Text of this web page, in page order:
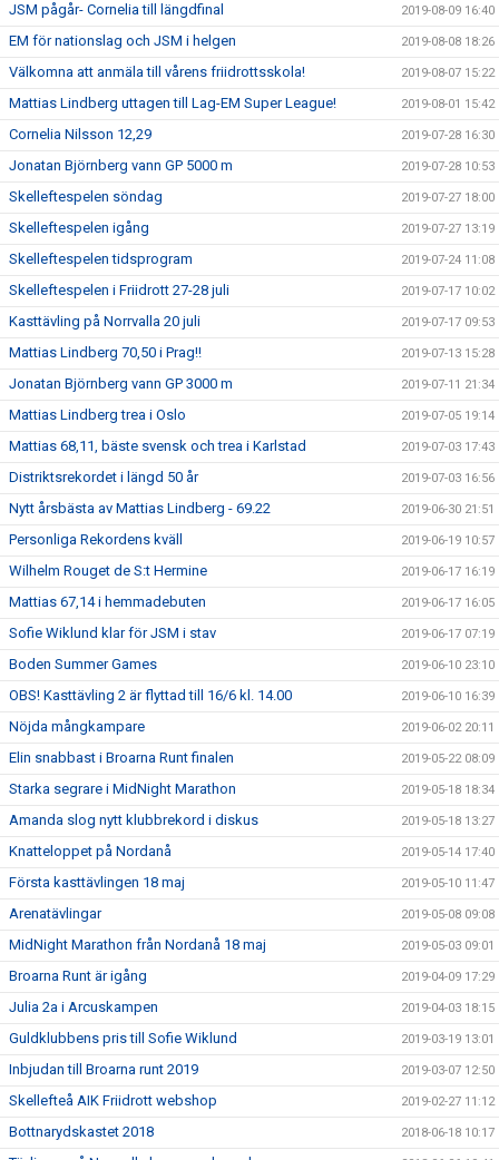
JSM pågår- Cornelia till längdfinal 2019-08-09 16:40
EM för nationslag och JSM i helgen 2019-08-08 18:26
Välkomna att anmäla till vårens friidrottsskola! 2019-08-07 15:22
Mattias Lindberg uttagen till Lag-EM Super League! 2019-08-01 15:42
Cornelia Nilsson 12,29 2019-07-28 16:30
Jonatan Björnberg vann GP 5000 m 2019-07-28 10:53
Skelleftespelen söndag 2019-07-27 18:00
Skelleftespelen igång 2019-07-27 13:19
Skelleftespelen tidsprogram 2019-07-24 11:08
Skelleftespelen i Friidrott 27-28 juli 2019-07-17 10:02
Kasttävling på Norrvalla 20 juli 2019-07-17 09:53
Mattias Lindberg 70,50 i Prag!! 2019-07-13 15:28
Jonatan Björnberg vann GP 3000 m 2019-07-11 21:34
Mattias Lindberg trea i Oslo 2019-07-05 19:14
Mattias 68,11, bäste svensk och trea i Karlstad 2019-07-03 17:43
Distriktsrekordet i längd 50 år 2019-07-03 16:56
Nytt årsbästa av Mattias Lindberg - 69.22 2019-06-30 21:51
Personliga Rekordens kväll 2019-06-19 10:57
Wilhelm Rouget de S:t Hermine 2019-06-17 16:19
Mattias 67,14 i hemmadebuten 2019-06-17 16:05
Sofie Wiklund klar för JSM i stav 2019-06-17 07:19
Boden Summer Games 2019-06-10 23:10
OBS! Kasttävling 2 är flyttad till 16/6 kl. 14.00 2019-06-10 16:39
Nöjda mångkampare 2019-06-02 20:11
Elin snabbast i Broarna Runt finalen 2019-05-22 08:09
Starka segrare i MidNight Marathon 2019-05-18 18:34
Amanda slog nytt klubbrekord i diskus 2019-05-18 13:27
Knatteloppet på Nordanå 2019-05-14 17:40
Första kasttävlingen 18 maj 2019-05-10 11:47
Arenatävlingar 2019-05-08 09:08
MidNight Marathon från Nordanå 18 maj 2019-05-03 09:01
Broarna Runt är igång 2019-04-09 17:29
Julia 2a i Arcuskampen 2019-04-03 18:15
Guldklubbens pris till Sofie Wiklund 2019-03-19 13:01
Inbjudan till Broarna runt 2019 2019-03-07 12:50
Skellefteå AIK Friidrott webshop 2019-02-27 11:12
Bottnarydskastet 2018 2018-06-18 10:17